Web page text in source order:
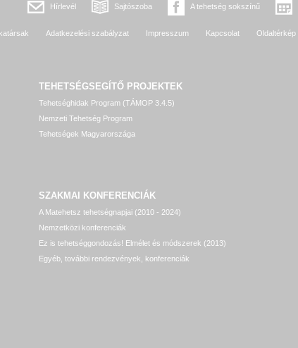
Hírlevél Sajtószoba A tehetség sokszínű
Adatkezelési szabályzat Impresszum Kapcsolat Oldaltérkép
TEHETSÉGSEGÍTŐ PROJEKTEK
Tehetséghidak Program (TÁMOP 3.4.5)
Nemzeti Tehetség Program
Tehetségek Magyarországa
SZAKMAI KONFERENCIÁK
A Matehetsz tehetségnapjai (2010 - 2024)
Nemzetközi konferenciák
Ez is tehetséggondozás! Elmélet és módszerek (2013)
Egyéb, további rendezvények, konferenciák